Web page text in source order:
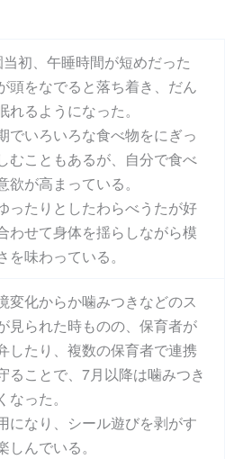
初、午睡時間が短めだった
頭をなでると落ち着き、だん
れるようになった。
でいろいろな食べ物をにぎっ
むこともあるが、自分で食べ
欲が高まっている。
ったりとしたわらべうたが好
わせて身体を揺らしながら模
を味わっている。
変化からか噛みつきなどのス
見られた時ものの、保育者が
したり、複数の保育者で連携
ることで、7月以降は噛みつき
った。
になり、シール遊びを剥がす
しんでいる。